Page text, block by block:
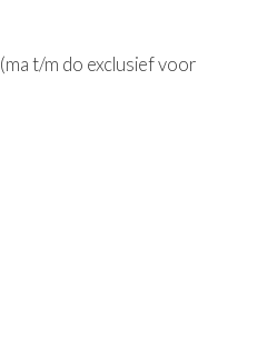
(ma t/m do exclusief voor